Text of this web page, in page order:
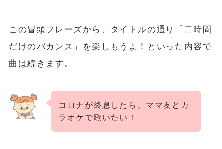
この冒頭フレーズから、タイトルの通り
「二時間
だけのバカンス」を楽しもうよ！
といった内容で
曲は続きます。
コロナが終息したら、ママ友とカ
ラオケで歌いたい！